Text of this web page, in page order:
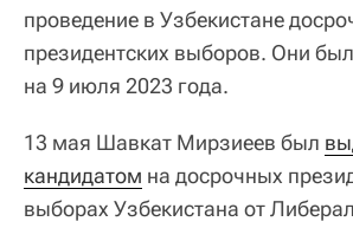
проведение в Узбекистане
президентских выборов. Они
на 9 июля 2023 года.
13 мая Шавкат Мирзиеев был
кандидатом на досрочных
выборах Узбекистана от